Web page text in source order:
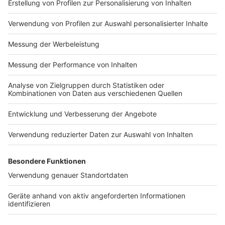
Jahren. Auch viele Schulen wurden von der Flut
zerstört. Die Schulen mussten zum Teil auf andere
Standorte ausweichen. In Stolberg haben die ersten
Schultage im neuen Schuljahr gut funktioniert, so
Bürgermeister Patrick Haas:
Patrick Haas - Feedback zum Schulstart